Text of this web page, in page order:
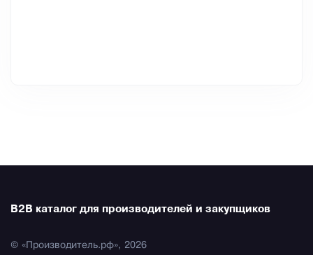
B2B каталог для производителей и закупщиков
© «Производитель.рф», 2026